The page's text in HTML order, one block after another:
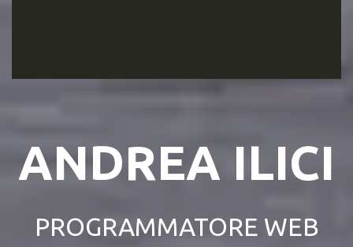
ANDREA ILICI
PROGRAMMATORE WEB